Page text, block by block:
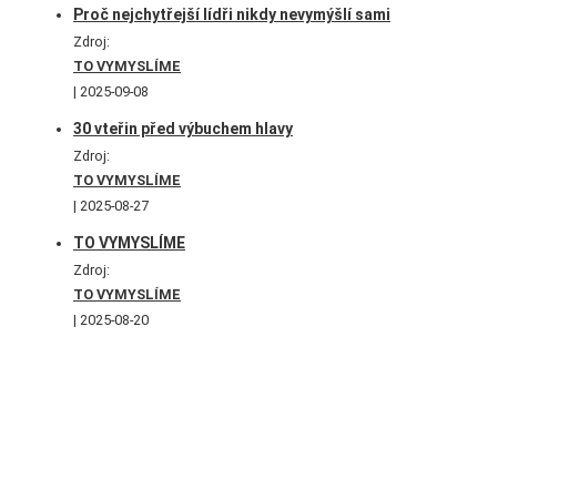
Proč nejchytřejší lídři nikdy nevymýšlí sami
Zdroj:
TO VYMYSLÍME
2025-09-08
30 vteřin před výbuchem hlavy
Zdroj:
TO VYMYSLÍME
2025-08-27
TO VYMYSLÍME
Zdroj:
TO VYMYSLÍME
2025-08-20